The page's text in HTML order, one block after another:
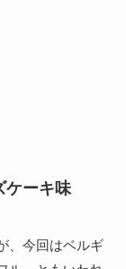
ケーキ味
、今回はベルギ